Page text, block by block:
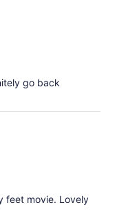
go back
feet movie. Lovely